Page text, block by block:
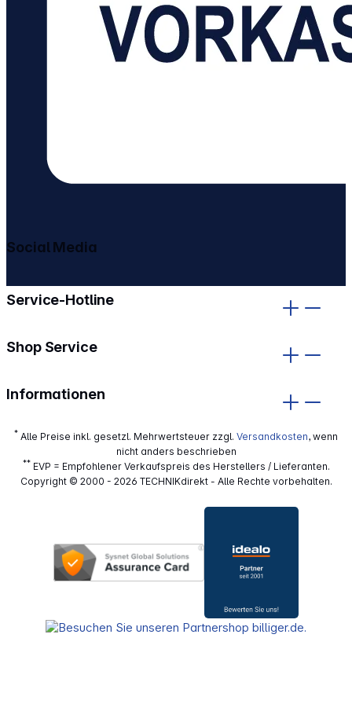
Service-Hotline
Shop Service
Informationen
Social Media
* Alle Preise inkl. gesetzl. Mehrwertsteuer zzgl. Versandkosten, wenn
nicht anders beschrieben
**EVP = Empfohlener Verkaufspreis des Herstellers / Lieferanten.
Copyright © 2000 - 2026 TECHNIKdirekt - Alle Rechte vorbehalten.